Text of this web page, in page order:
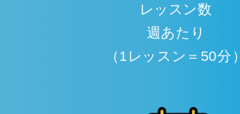
レッスン数
週あたり
（1レッスン＝50分）